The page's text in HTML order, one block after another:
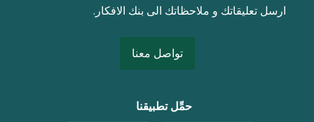
ارسل تعليقاتك و ملاحظاتك الى بنك الافكار.
تواصل معنا
حمِّل تطبيقنا